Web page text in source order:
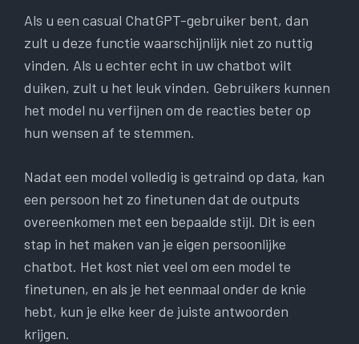
Als u een casual ChatGPT-gebruiker bent, dan
zult u deze functie waarschijnlijk niet zo nuttig
vinden. Als u echter echt in uw chatbot wilt
duiken, zult u het leuk vinden. Gebruikers kunnen
het model nu verfijnen om de reacties beter op
hun wensen af ​​te stemmen.
Nadat een model volledig is getraind op data, kan
een persoon het zo finetunen dat de outputs
overeenkomen met een bepaalde stijl. Dit is een
stap in het maken van je eigen persoonlijke
chatbot. Het kost niet veel om een ​​model te
finetunen, en als je het eenmaal onder de knie
hebt, kun je elke keer de juiste antwoorden
krijgen.